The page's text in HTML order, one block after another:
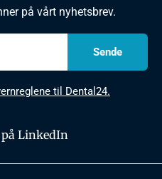
på vårt nyhetsbrev.
til Dental24.
på LinkedIn